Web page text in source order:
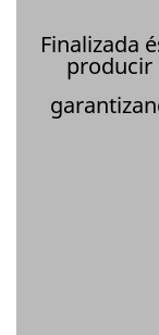
Finalizada
producir